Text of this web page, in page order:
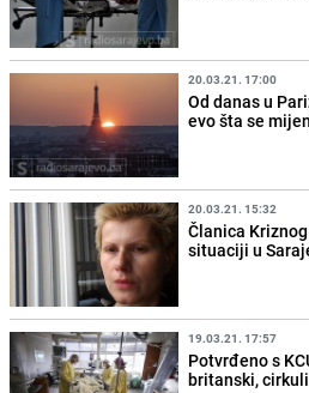
20.03.21. 17:00
Od danas u
evo šta se
20.03.21. 15:32
Članica
situaciji u
19.03.21. 17:57
Potvrđeno s
britanski,